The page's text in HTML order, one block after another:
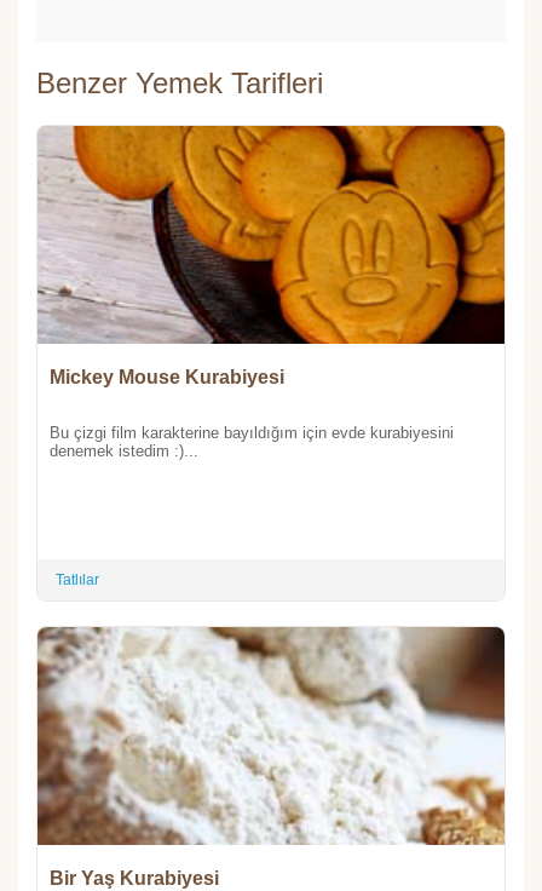
Benzer Yemek Tarifleri
Mickey Mouse Kurabiyesi
Bu çizgi film karakterine bayıldığım için evde kurabiyesini
denemek istedim :)...
Tatlılar
Bir Yaş Kurabiyesi